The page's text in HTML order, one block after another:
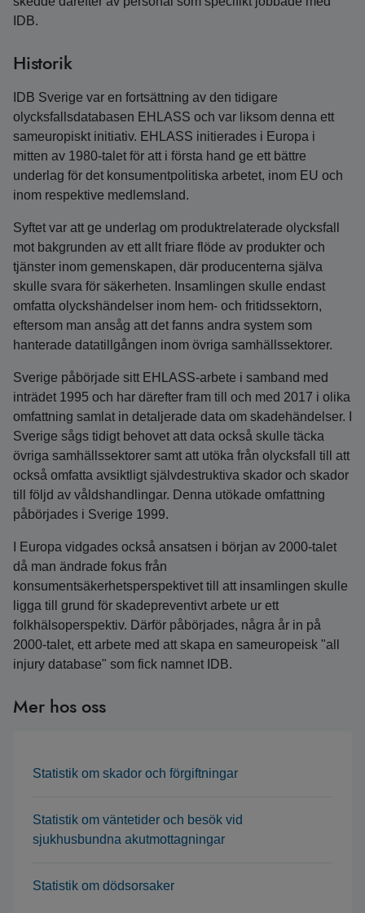
IDB.
Historik
IDB Sverige var en fortsättning av den tidigare
olycksfallsdatabasen EHLASS och var liksom denna ett
sameuropiskt initiativ. EHLASS initierades i Europa i
mitten av 1980-talet för att i första hand ge ett bättre
underlag för det konsumentpolitiska arbetet, inom EU och
inom respektive medlemsland.
Syftet var att ge underlag om produktrelaterade olycksfall
mot bakgrunden av ett allt friare flöde av produkter och
tjänster inom gemenskapen, där producenterna själva
skulle svara för säkerheten. Insamlingen skulle endast
omfatta olyckshändelser inom hem- och fritidssektorn,
eftersom man ansåg att det fanns andra system som
hanterade datatillgången inom övriga samhällssektorer.
Sverige påbörjade sitt EHLASS-arbete i samband med
inträdet 1995 och har därefter fram till och med 2017 i olika
omfattning samlat in detaljerade data om skadehändelser. I
Sverige sågs tidigt behovet att data också skulle täcka
övriga samhällssektorer samt att utöka från olycksfall till att
också omfatta avsiktligt självdestruktiva skador och skador
till följd av våldshandlingar. Denna utökade omfattning
påbörjades i Sverige 1999.
I Europa vidgades också ansatsen i början av 2000-talet
då man ändrade fokus från
konsumentsäkerhetsperspektivet till att insamlingen skulle
ligga till grund för skadepreventivt arbete ur ett
folkhälsoperspektiv. Därför påbörjades, några år in på
2000-talet, ett arbete med att skapa en sameuropeisk "all
injury database" som fick namnet IDB.
Mer hos oss
Statistik om skador och förgiftningar
Statistik om väntetider och besök vid
sjukhusbundna akutmottagningar
Statistik om dödsorsaker